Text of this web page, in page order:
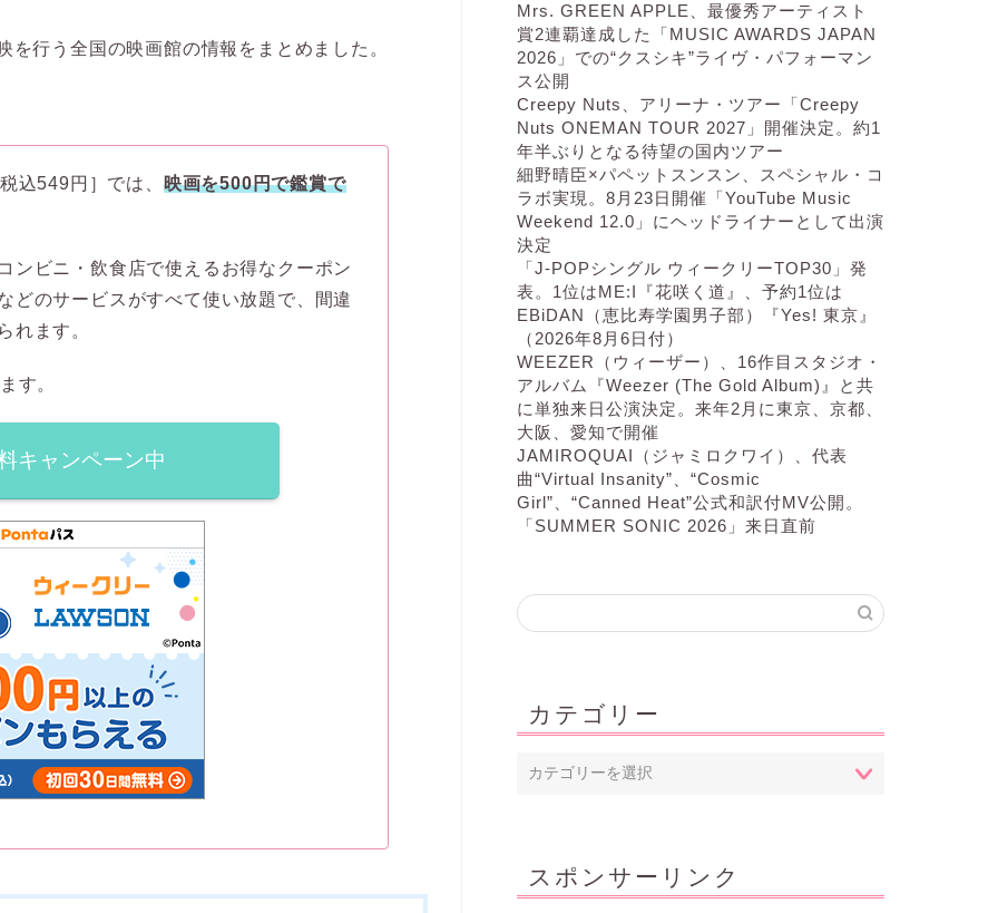
行う全国の映画館の情報をまとめました。
込549円］では、 映画を500円で鑑賞で
ンビニ・飲食店で使えるお得なクーポン
どのサービスがすべて使い放題で、間違
れます。
す。
キャンペーン中
Mrs. GREEN APPLE、最優秀アーティスト
賞2連覇達成した「MUSIC AWARDS JAPAN
2026」での“クスシキ”ライヴ・パフォーマン
ス公開
Creepy Nuts、アリーナ・ツアー「Creepy
Nuts ONEMAN TOUR 2027」開催決定。約1
年半ぶりとなる待望の国内ツアー
細野晴臣×パペットスンスン、スペシャル・コ
ラボ実現。8月23日開催「YouTube Music
Weekend 12.0」にヘッドライナーとして出演
決定
「J-POPシングル ウィークリーTOP30」発
表。1位はME:I『花咲く道』、予約1位は
EBiDAN（恵比寿学園男子部）『Yes! 東京』
（2026年8月6日付）
WEEZER（ウィーザー）、16作目スタジオ・
アルバム『Weezer (The Gold Album)』と共
に単独来日公演決定。来年2月に東京、京都、
大阪、愛知で開催
JAMIROQUAI（ジャミロクワイ）、代表
曲“Virtual Insanity”、“Cosmic
Girl”、“Canned Heat”公式和訳付MV公開。
「SUMMER SONIC 2026」来日直前
カテゴリー
スポンサーリンク